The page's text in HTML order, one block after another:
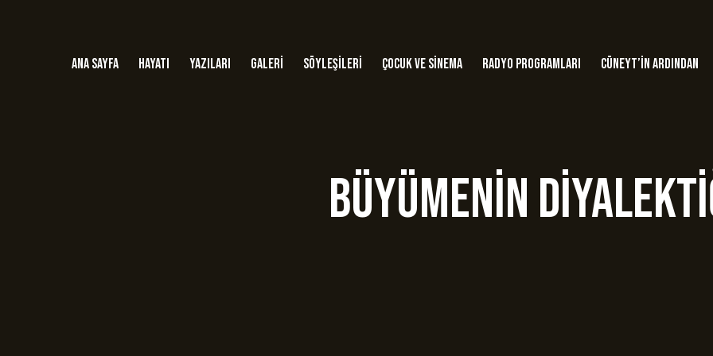
Ana Sayfa Hayatı Yazıları Galeri Söyleşileri Çocuk ve Sinema Radyo Programları Cüneyt’in Ardından
Büyümenin